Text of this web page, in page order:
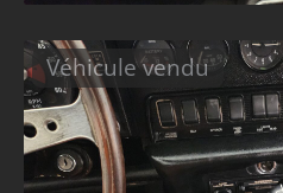
Véhicule vendu